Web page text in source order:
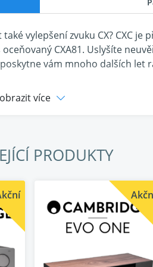
vylepšení zvuku CX? CXC je
CXA81. Uslyšíte
vám mnoho dalších let
náš DacMagic 200M nebo
inženýry pro naše špičkové
audio CD přesnou rychlostí
více
PRODUKTY